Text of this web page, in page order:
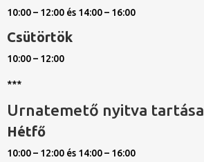
10:00 – 12:00 és 14:00 – 16:00
Csütörtök
10:00 – 12:00
***
Urnatemető nyitva tartása
Hétfő
10:00 – 12:00 és 14:00 – 16:00